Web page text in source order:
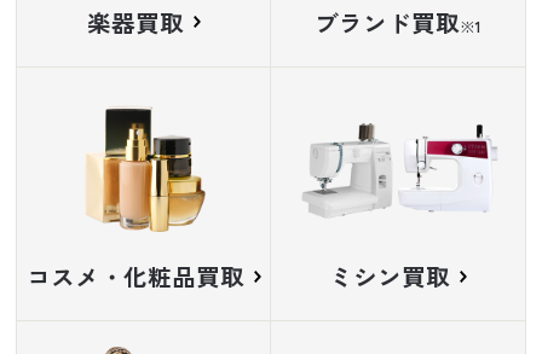
楽器買取 ブランド買取※
コスメ・化粧品買取 ミシン買取